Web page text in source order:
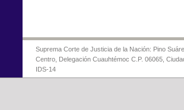
Suprema Corte de Justicia de la Nación: Pino
Centro, Delegación Cuauhtémoc C.P. 06065,
IDS-14